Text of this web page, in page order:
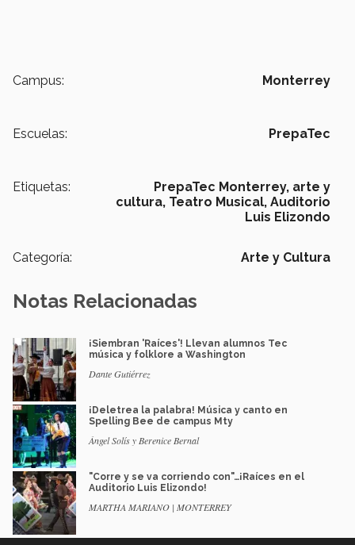
Campus: Monterrey
Escuelas: PrepaTec
Etiquetas: PrepaTec Monterrey, arte y
cultura, Teatro Musical, Auditorio
Luis Elizondo
Categoría: Arte y Cultura
Notas Relacionadas
¡Siembran 'Raíces'! Llevan alumnos Tec
música y folklore a Washington
Dante Gutiérrez
¡Deletrea la palabra! Música y canto en
Spelling Bee de campus Mty
Ángel Solís y Berenice Bernal
"Corre y se va corriendo con"…¡Raíces en el
Auditorio Luis Elizondo!
MARTHA MARIANO | MONTERREY